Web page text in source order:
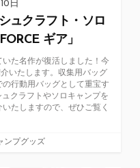
日
ュクラフト・ソロ
ギア」
た名作が復活しました！今
いたします。収集用バッグ
行動用バッグとして重宝す
クラフトやソロキャンプを
たしますので、ぜひご覧く
ンプグッズ